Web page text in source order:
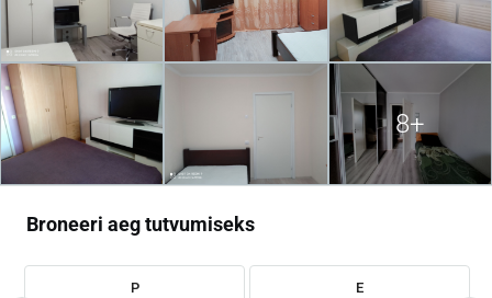
8+
Broneeri aeg tutvumiseks
P E